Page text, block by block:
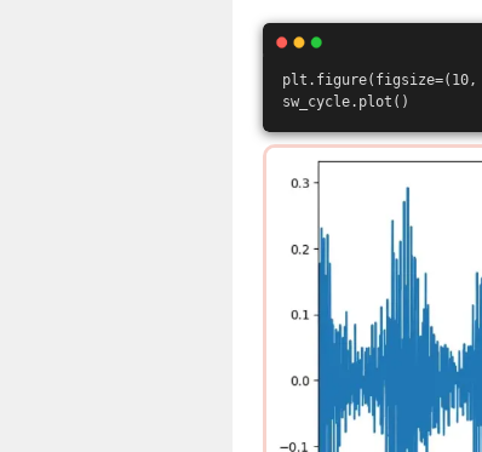
plt.figure(figsize=(10,
sw_cycle.plot()